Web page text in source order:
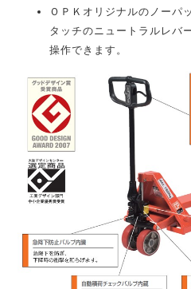
ＯＰＫオリジナルのノーパ
タッチのニュートラルレバ
操作できます。